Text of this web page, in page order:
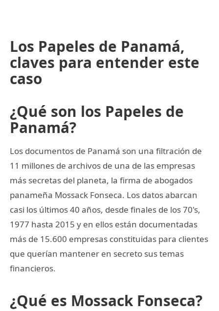
Los Papeles de Panamá,
claves para entender este
caso
¿Qué son los Papeles de
Panamá?
Los documentos de Panamá son una filtración de
11 millones de archivos de una de las empresas
más secretas del planeta, la firma de abogados
panameña Mossack Fonseca. Los datos abarcan
casi los últimos 40 años, desde finales de los 70's,
1977 hasta 2015 y en ellos están documentadas
más de 15.600 empresas constituidas para clientes
que querían mantener en secreto sus temas
financieros.
¿Qué es Mossack Fonseca?